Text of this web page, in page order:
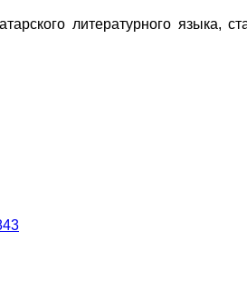
литературного языка,